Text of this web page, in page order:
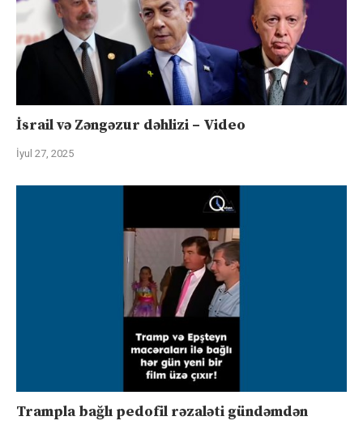
İsrail və Zəngəzur dəhlizi – Video
İyul 27, 2025
Trampla bağlı pedofil rəzaləti gündəmdən